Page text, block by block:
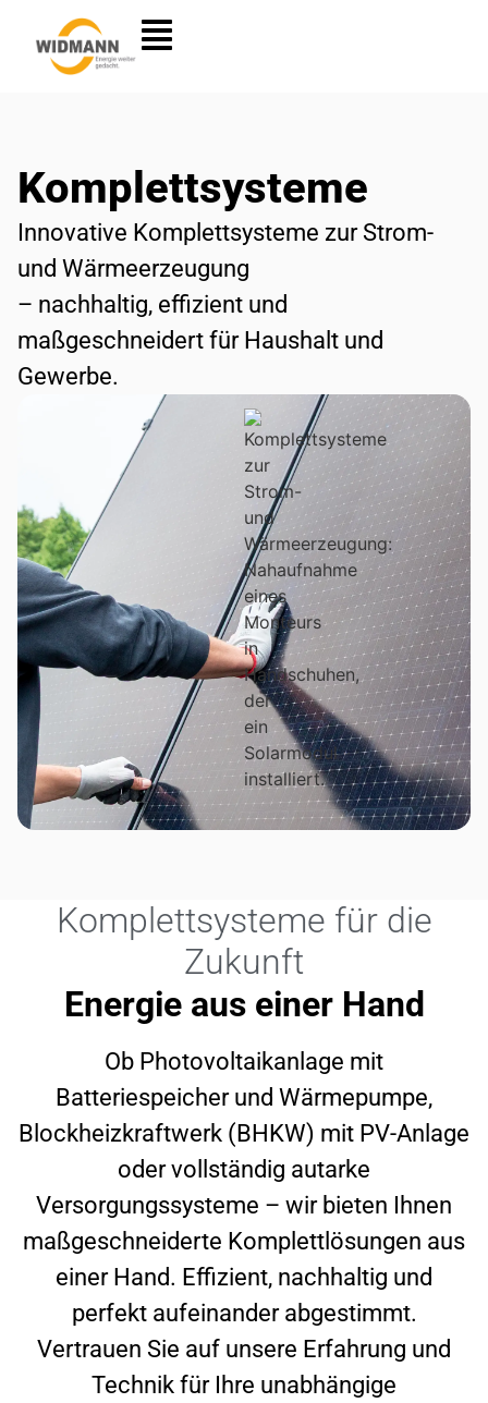
Komplettsysteme
Innovative Komplettsysteme zur Strom-
und Wärmeerzeugung
– nachhaltig, effizient und
maßgeschneidert für Haushalt und
Gewerbe.
Komplettsysteme für die
Zukunft
Energie aus einer Hand
Ob Photovoltaikanlage mit
Batteriespeicher und Wärmepumpe,
Blockheizkraftwerk (BHKW) mit PV-Anlage
oder vollständig autarke
Versorgungssysteme – wir bieten Ihnen
maßgeschneiderte Komplettlösungen aus
einer Hand. Effizient, nachhaltig und
perfekt aufeinander abgestimmt.
Vertrauen Sie auf unsere Erfahrung und
Technik für Ihre unabhängige